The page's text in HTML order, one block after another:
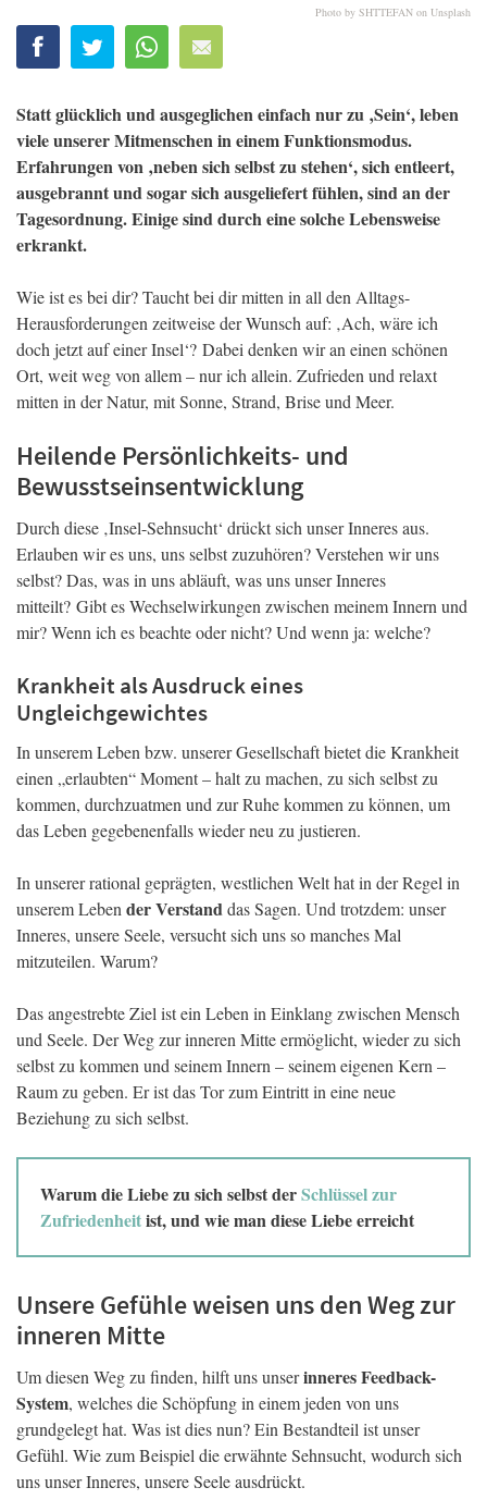
Photo by SHTTEFAN on Unsplash
Statt glücklich und ausgeglichen einfach nur zu ‚Sein‘, leben
viele unserer Mitmenschen in einem Funktionsmodus.
Erfahrungen von ‚neben sich selbst zu stehen‘, sich entleert,
ausgebrannt und sogar sich ausgeliefert fühlen, sind an der
Tagesordnung. Einige sind durch eine solche Lebensweise
erkrankt.
Wie ist es bei dir? Taucht bei dir mitten in all den Alltags-
Herausforderungen zeitweise der Wunsch auf: ‚Ach, wäre ich
doch jetzt auf einer Insel‘? Dabei denken wir an einen schönen
Ort, weit weg von allem – nur ich allein. Zufrieden und relaxt
mitten in der Natur, mit Sonne, Strand, Brise und Meer.
Heilende Persönlichkeits- und
Bewusstseinsentwicklung
Durch diese ‚Insel-Sehnsucht‘ drückt sich unser Inneres aus.
Erlauben wir es uns, uns selbst zuzuhören? Verstehen wir uns
selbst? Das, was in uns abläuft, was uns unser Inneres
mitteilt? Gibt es Wechselwirkungen zwischen meinem Innern und
mir? Wenn ich es beachte oder nicht? Und wenn ja: welche?
Krankheit als Ausdruck eines
Ungleichgewichtes
In unserem Leben bzw. unserer Gesellschaft bietet die Krankheit
einen „erlaubten“ Moment – halt zu machen, zu sich selbst zu
kommen, durchzuatmen und zur Ruhe kommen zu können, um
das Leben gegebenenfalls wieder neu zu justieren.
In unserer rational geprägten, westlichen Welt hat in der Regel in
unserem Leben der Verstanddas Sagen. Und trotzdem: unser
Inneres, unsere Seele, versucht sich uns so manches Mal
mitzuteilen. Warum?
Das angestrebte Ziel ist ein Leben in Einklang zwischen Mensch
und Seele. Der Weg zur inneren Mitte ermöglicht, wieder zu sich
selbst zu kommen und seinem Innern – seinem eigenen Kern –
Raum zu geben. Er ist das Tor zum Eintritt in eine neue
Beziehung zu sich selbst.
Warum die Liebe zu sich selbst derSchlüssel zur
Zufriedenheitist, und wie man diese Liebe erreicht
Unsere Gefühle weisen uns den Weg zur
inneren Mitte
Um diesen Weg zu finden, hilft uns unserinneres Feedback-
System, welches die Schöpfung in einem jeden von uns
grundgelegt hat. Was ist dies nun? Ein Bestandteil ist unser
Gefühl. Wie zum Beispiel die erwähnte Sehnsucht, wodurch sich
uns unser Inneres, unsere Seele ausdrückt.